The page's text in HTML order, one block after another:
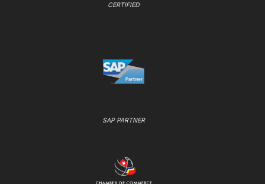
CERTIFIED
SAP PARTNER